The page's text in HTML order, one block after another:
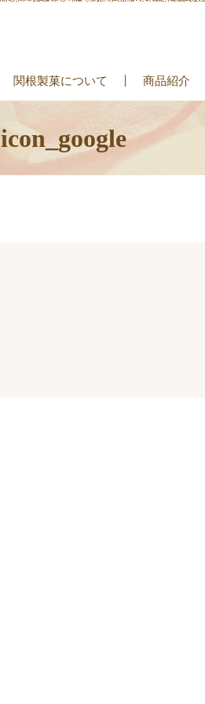
関根製菓について 商品紹介
icon_google